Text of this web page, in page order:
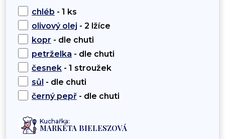
chléb - 1 ks
olivový olej - 2 lžíce
kopr - dle chuti
petrželka - dle chuti
česnek - 1 stroužek
sůl - dle chuti
černý pepř - dle chuti
Kuchařka:
MARKÉTA BIELESZOVÁ